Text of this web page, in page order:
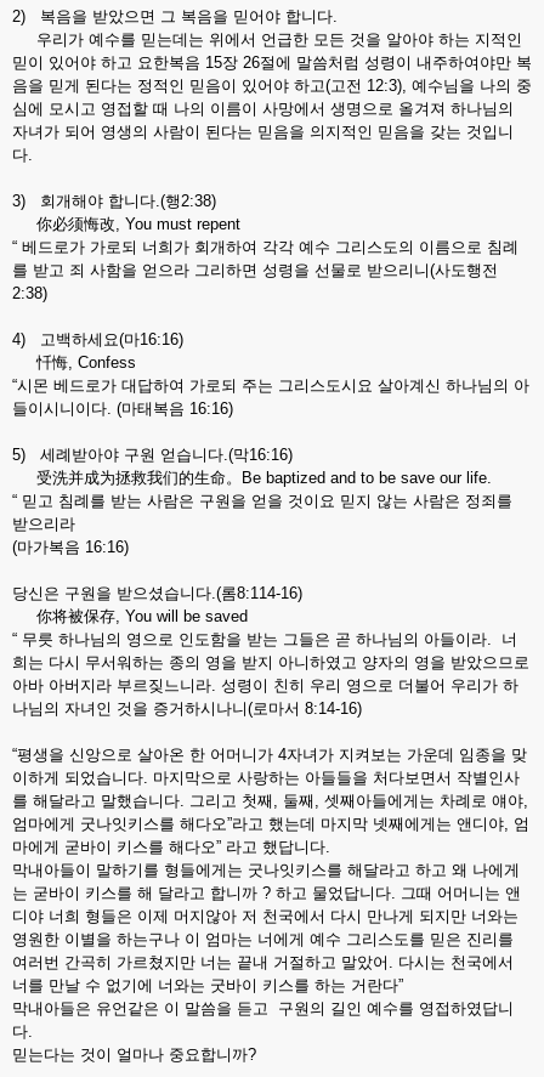
2) 복음을 받았으면 그 복음을 믿어야 합니다.
우리가 예수를 믿는데는 위에서 언급한 모든 것을 알아야 하는 지적인
믿이 있어야 하고 요한복음 15장 26절에 말씀처럼 성령이 내주하여야만 복
음을 믿게 된다는 정적인 믿음이 있어야 하고(고전 12:3), 예수님을 나의 중
심에 모시고 영접할 때 나의 이름이 사망에서 생명으로 올겨져 하나님의
자녀가 되어 영생의 사람이 된다는 믿음을 의지적인 믿음을 갖는 것입니
다.
3) 회개해야 합니다.(행2:38)
你必须悔改, You must repent
“ 베드로가 가로되 너희가 회개하여 각각 예수 그리스도의 이름으로 침례
를 받고 죄 사함을 얻으라 그리하면 성령을 선물로 받으리니(사도행전
2:38)
4) 고백하세요(마16:16)
忏悔, Confess
“시몬 베드로가 대답하여 가로되 주는 그리스도시요 살아계신 하나님의 아
들이시니이다. (마태복음 16:16)
5) 세례받아야 구원 얻습니다.(막16:16)
受洗并成为拯救我们的生命。Be baptized and to be save our life.
“ 믿고 침례를 받는 사람은 구원을 얻을 것이요 믿지 않는 사람은 정죄를
받으리라
(마가복음 16:16)
당신은 구원을 받으셨습니다.(롬8:114-16)
你将被保存, You will be saved
“ 무릇 하나님의 영으로 인도함을 받는 그들은 곧 하나님의 아들이라. 너
희는 다시 무서워하는 종의 영을 받지 아니하였고 양자의 영을 받았으므로
아바 아버지라 부르짖느니라. 성령이 친히 우리 영으로 더불어 우리가 하
나님의 자녀인 것을 증거하시나니(로마서 8:14-16)
“평생을 신앙으로 살아온 한 어머니가 4자녀가 지켜보는 가운데 임종을 맞
이하게 되었습니다. 마지막으로 사랑하는 아들들을 처다보면서 작별인사
를 해달라고 말했습니다. 그리고 첫째, 둘째, 셋째아들에게는 차례로 얘야,
엄마에게 굿나잇키스를 해다오”라고 했는데 마지막 넷째에게는 앤디야, 엄
마에게 굳바이 키스를 해다오” 라고 했답니다.
막내아들이 말하기를 형들에게는 굿나잇키스를 해달라고 하고 왜 나에게
는 굳바이 키스를 해 달라고 합니까 ? 하고 물었답니다. 그때 어머니는 앤
디야 너희 형들은 이제 머지않아 저 천국에서 다시 만나게 되지만 너와는
영원한 이별을 하는구나 이 엄마는 너에게 예수 그리스도를 믿은 진리를
여러번 간곡히 가르쳤지만 너는 끝내 거절하고 말았어. 다시는 천국에서
너를 만날 수 없기에 너와는 굿바이 키스를 하는 거란다”
막내아들은 유언같은 이 말씀을 듣고 구원의 길인 예수를 영접하였답니
다.
믿는다는 것이 얼마나 중요합니까?